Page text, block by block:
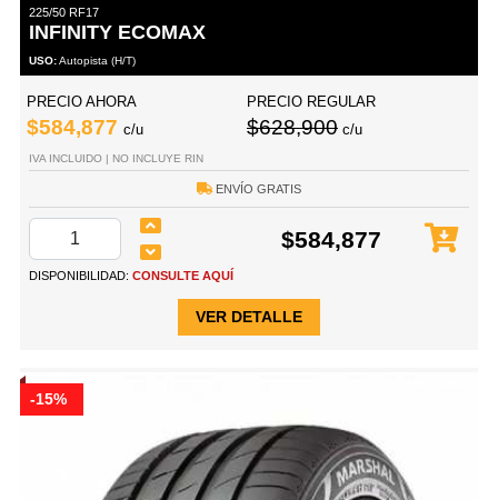
225/50 RF17
INFINITY ECOMAX
USO:Autopista (H/T)
PRECIO AHORA
$584,877 c/u
PRECIO REGULAR
$628,900 c/u
IVA INCLUIDO | NO INCLUYE RIN
ENVÍO GRATIS
$584,877
DISPONIBILIDAD: CONSULTE AQUÍ
VER DETALLE
-15%